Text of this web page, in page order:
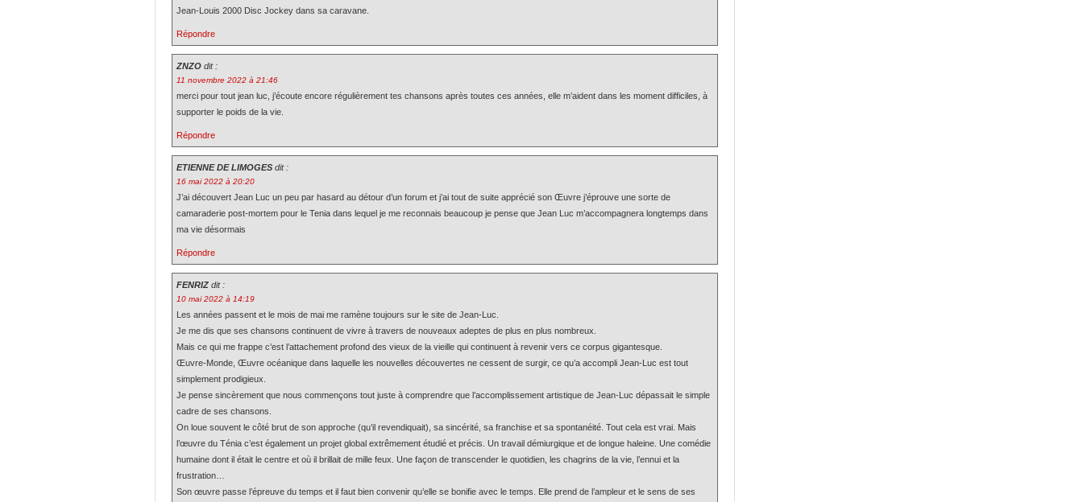
Jean-Louis 2000 Disc Jockey dans sa caravane.
Répondre
ZNZO dit :
11 novembre 2022 à 21:46
merci pour tout jean luc, j’écoute encore régulièrement tes chansons après toutes ces années, elle m’aident dans les moment difficiles, à
supporter le poids de la vie.
Répondre
ETIENNE DE LIMOGES dit :
16 mai 2022 à 20:20
J’ai découvert Jean Luc un peu par hasard au détour d’un forum et j’ai tout de suite apprécié son Œuvre j’éprouve une sorte de
camaraderie post-mortem pour le Tenia dans lequel je me reconnais beaucoup je pense que Jean Luc m’accompagnera longtemps dans
ma vie désormais
Répondre
FENRIZ dit :
10 mai 2022 à 14:19
Les années passent et le mois de mai me ramène toujours sur le site de Jean-Luc.
Je me dis que ses chansons continuent de vivre à travers de nouveaux adeptes de plus en plus nombreux.
Mais ce qui me frappe c’est l’attachement profond des vieux de la vieille qui continuent à revenir vers ce corpus gigantesque.
Œuvre-Monde, Œuvre océanique dans laquelle les nouvelles découvertes ne cessent de surgir, ce qu’a accompli Jean-Luc est tout
simplement prodigieux.
Je pense sincèrement que nous commençons tout juste à comprendre que l’accomplissement artistique de Jean-Luc dépassait le simple
cadre de ses chansons.
On loue souvent le côté brut de son approche (qu’il revendiquait), sa sincérité, sa franchise et sa spontanéité. Tout cela est vrai. Mais
l’œuvre du Ténia c’est également un projet global extrêmement étudié et précis. Un travail démiurgique et de longue haleine. Une comédie
humaine dont il était le centre et où il brillait de mille feux. Une façon de transcender le quotidien, les chagrins de la vie, l’ennui et la
frustration…
Son œuvre passe l’épreuve du temps et il faut bien convenir qu’elle se bonifie avec le temps. Elle prend de l’ampleur et le sens de ses